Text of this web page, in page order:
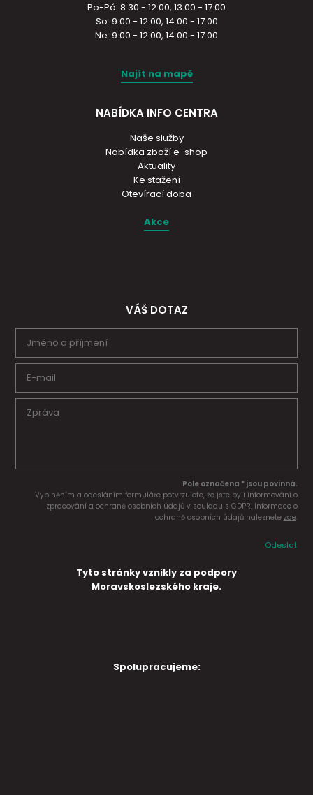
Po-Pá: 8:30 - 12:00, 13:00 - 17:00
So: 9:00 - 12:00, 14:00 - 17:00
Ne: 9:00 - 12:00, 14:00 - 17:00
Najít na mapě
NABÍDKA INFO CENTRA
Naše služby
Nabídka zboží e-shop
Aktuality
Ke stažení
Otevírací doba
Akce
VÁŠ DOTAZ
Pole označena * jsou povinná.
Vyplněním a odesláním formuláře potvrzujete, že jste byli informováni o
zpracování a ochraně osobních údajů v souladu s GDPR. Informace o
ochraně osobních údajů naleznete zde.
Odeslat
Tyto stránky vznikly za podpory
Moravskoslezského kraje.
Spolupracujeme: